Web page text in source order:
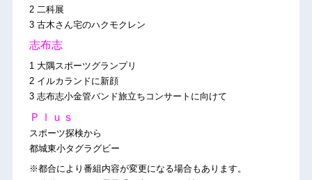
2 二科展
3 古木さん宅のハクモクレン
志布志
1 大隅スポーツグランプリ
2 イルカランドに新顔
3 志布志小金管バンド旅立ちコンサートに向けて
Ｐｌｕｓ
スポーツ探検から
都城東小タグラグビー
※都合により番組内容が変更になる場合もあります。